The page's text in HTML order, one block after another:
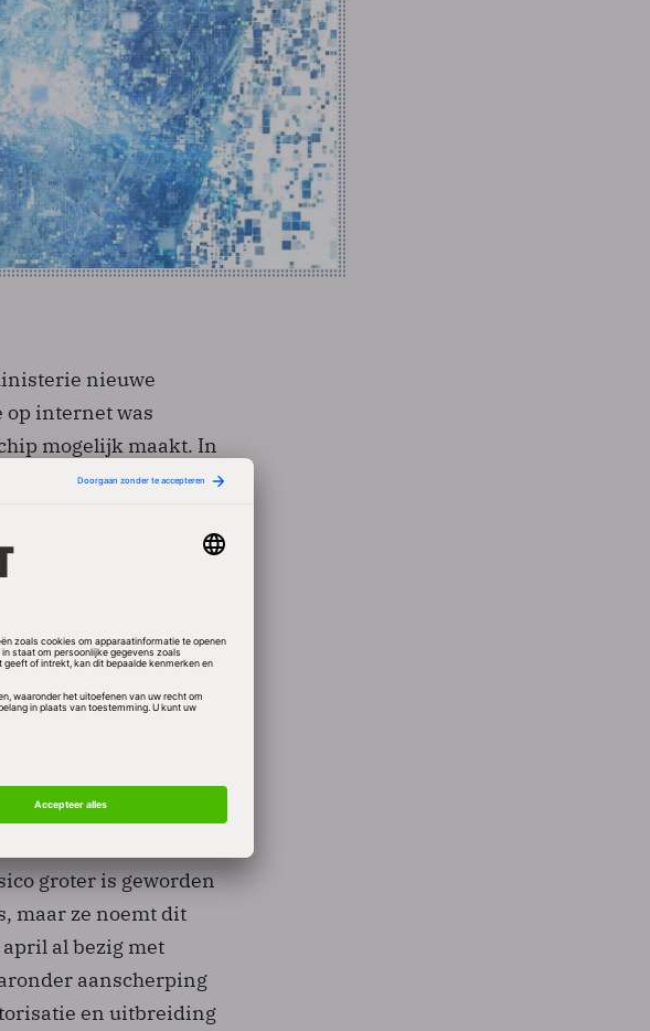
nieuwe
op internet was
mogelijk maakt. In
die zijn getroffen
kaak is gesteld.
gebruikt in de
dat het
fraudebeheersing
korte termijn
verminderen.
een andere chip
groter is geworden
maar ze noemt dit
al bezig met
aanscherping
en uitbreiding